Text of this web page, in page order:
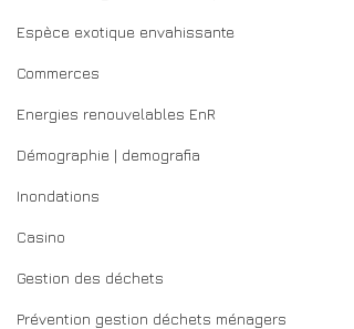
Espèce exotique envahissante
Commerces
Energies renouvelables EnR
Démographie | demografia
Inondations
Casino
Gestion des déchets
Prévention gestion déchets ménagers